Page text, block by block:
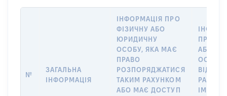
№
ЗАГАЛЬНА
ІНФОРМАЦІЯ
ІНФОРМАЦІЯ ПРО
ФІЗИЧНУ АБО
ЮРИДИЧНУ
ОСОБУ, ЯКА МАЄ
ПРАВО
РОЗПОРЯДЖАТИСЯ
ТАКИМ РАХУНКОМ
АБО МАЄ ДОСТУП
ПРО
АБО
ОСОБУ,
ІМ’Я